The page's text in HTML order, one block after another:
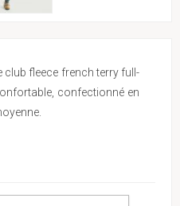
fleece french terry full-
confectionné en